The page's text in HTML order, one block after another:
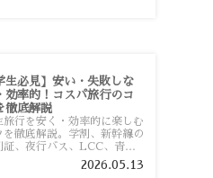
生必見】安い・失敗しな
効率的！コスパ旅行のコ
徹底解説
旅行を安く・効率的に楽しむ
を徹底解説。学割、新幹線の
証、夜行バス、LCC、青春
っぷ、レンタカー割り勘な
学生向けの節約旅行術を詳し
2026.05.13